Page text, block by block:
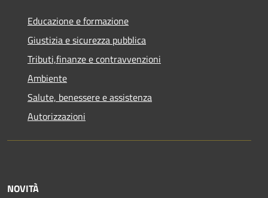
Educazione e formazione
Giustizia e sicurezza pubblica
Tributi,finanze e contravvenzioni
Ambiente
Salute, benessere e assistenza
Autorizzazioni
NOVITÀ